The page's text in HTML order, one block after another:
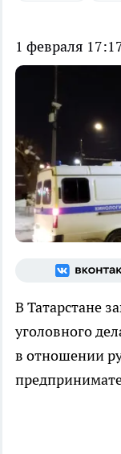
1 февраля
В Татарстане
уголовного
в отношении